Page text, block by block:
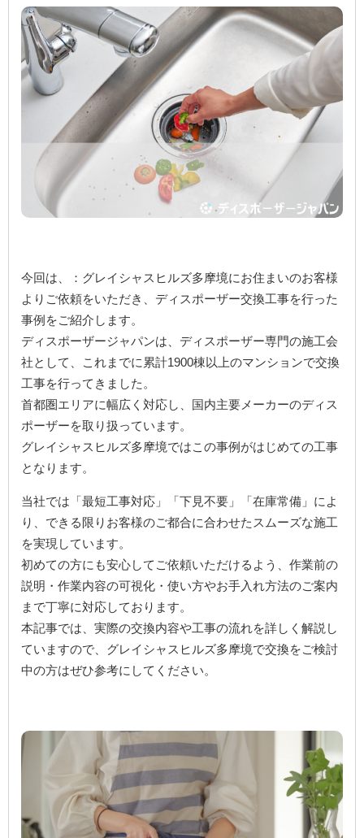
ニュース
お住まいの マンションの事例をチェック
ご予約・お見積り・空き状況はこちら
[簡単] 設置判定 シミュレーション
Close
今回は、：グレイシャスヒルズ多摩境にお住まいのお客様
よりご依頼をいただき、ディスポーザー交換工事を行った
事例をご紹介します。
ディスポーザージャパンは、ディスポーザー専門の施工会
社として、これまでに累計1900棟以上のマンションで交換
工事を行ってきました。
首都圏エリアに幅広く対応し、国内主要メーカーのディス
ポーザーを取り扱っています。
グレイシャスヒルズ多摩境ではこの事例がはじめての工事
となります。
当社では「最短工事対応」「下見不要」「在庫常備」によ
り、できる限りお客様のご都合に合わせたスムーズな施工
を実現しています。
初めての方にも安心してご依頼いただけるよう、作業前の
説明・作業内容の可視化・使い方やお手入れ方法のご案内
まで丁寧に対応しております。
本記事では、実際の交換内容や工事の流れを詳しく解説し
ていますので、グレイシャスヒルズ多摩境で交換をご検討
中の方はぜひ参考にしてください。